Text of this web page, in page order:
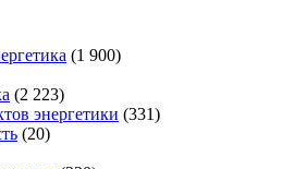
(1 900)
(2 223)
энергетики (331)
(20)